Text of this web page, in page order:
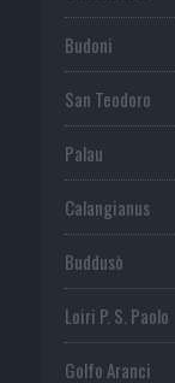
Budoni
San Teodoro
Palau
Calangianus
Buddusò
Loiri P. S. Paolo
Golfo Aranci